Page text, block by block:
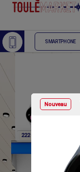
Nouveau
SMARTPHONE
222 000